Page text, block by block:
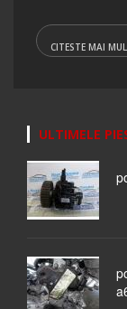
CITESTE MAI
ULTIMELE